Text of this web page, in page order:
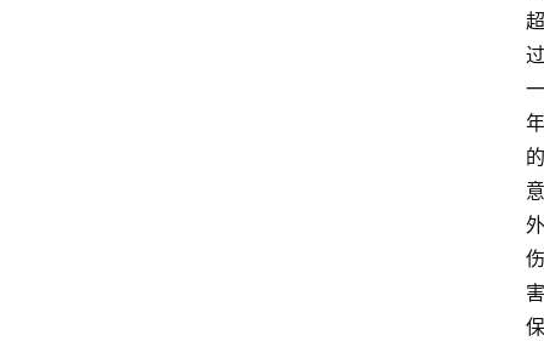
超
过
一
年
的
意
外
伤
害
保